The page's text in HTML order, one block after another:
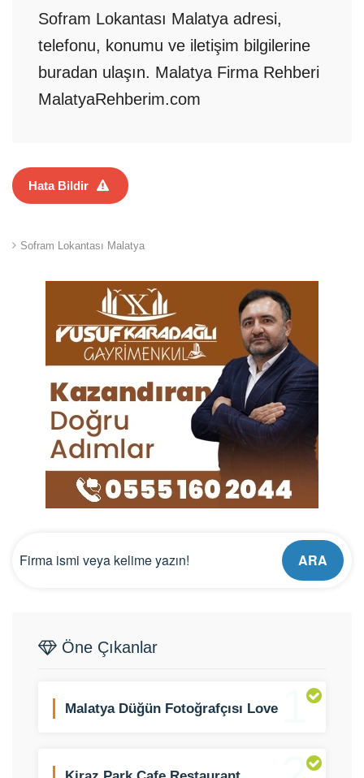
Sofram Lokantası Malatya adresi,
telefonu, konumu ve iletişim bilgilerine
buradan ulaşın. Malatya Firma Rehberi
MalatyaRehberim.com
Hata Bildir
Sofram Lokantası Malatya
ARA
Öne Çıkanlar
1
Malatya Düğün Fotoğrafçısı Love